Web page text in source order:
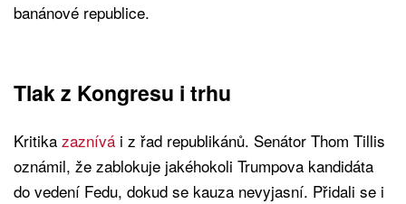
banánové republice.
Tlak z Kongresu i trhu
Kritika zaznívá i z řad republikánů. Senátor Thom Tillis
oznámil, že zablokuje jakéhokoli Trumpova kandidáta
do vedení Fedu, dokud se kauza nevyjasní. Přidali se i